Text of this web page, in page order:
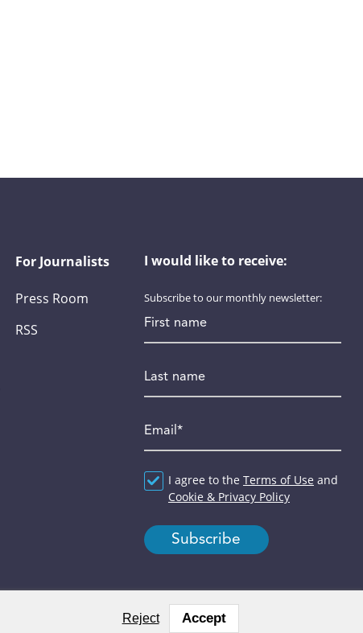
For Journalists
Press Room
RSS
I would like to receive:
Subscribe to our monthly newsletter:
*
Agreement*
I agree to the Terms of Use and
Cookie & Privacy Policy
Reject Accept